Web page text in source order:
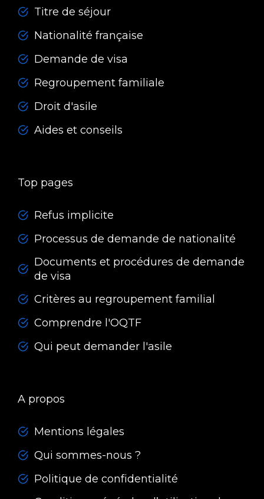
Titre de séjour
Nationalité française
Demande de visa
Regroupement familiale
Droit d'asile
Aides et conseils
Top pages
Refus implicite
Processus de demande de nationalité
Documents et procédures de demande
de visa
Critères au regroupement familial
Comprendre l'OQTF
Qui peut demander l'asile
A propos
Mentions légales
Qui sommes-nous ?
Politique de confidentialité